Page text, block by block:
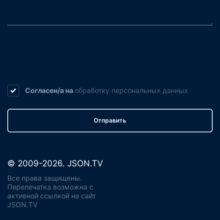
Согласен/а на обработку персональных данных
Отправить
© 2009-2026. JSON.TV
Все права защищены.
Перепечатка возможна с
активной ссылкой на сайт
JSON.TV